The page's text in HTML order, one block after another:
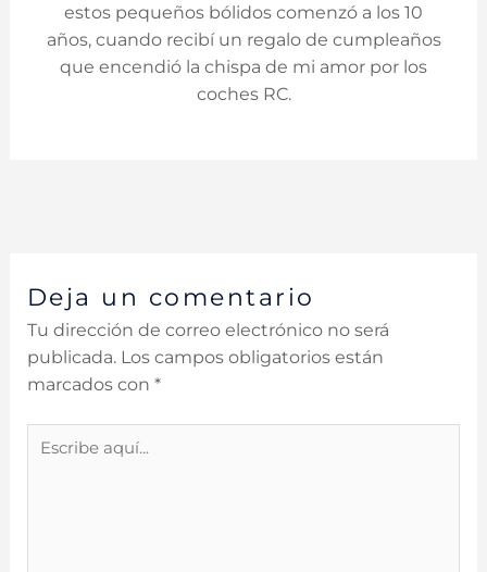
estos pequeños bólidos comenzó a los 10
años, cuando recibí un regalo de cumpleaños
que encendió la chispa de mi amor por los
coches RC.
Deja un comentario
Tu dirección de correo electrónico no será
publicada. Los campos obligatorios están
marcados con *